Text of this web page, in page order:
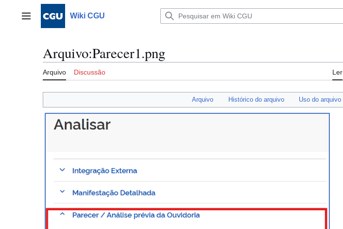
Menu principalWiki CGU
Arquivo:Parecer1.png
Arquivo Discussão Ler
Arquivo Histórico do arquivo Uso do arquivo